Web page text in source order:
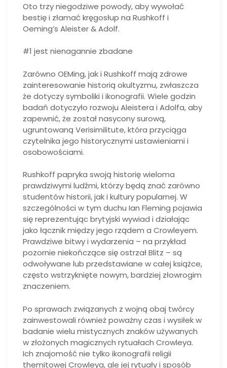
Oto trzy niegodziwe powody, aby wywołać
bestię i złamać kręgosłup na Rushkoff i
Oeming’s Aleister & Adolf.
#1 jest nienagannie zbadane
Zarówno OEMing, jak i Rushkoff mają zdrowe
zainteresowanie historią okultyzmu, zwłaszcza
że dotyczy symboliki i ikonografii. Wiele godzin
badań dotyczyło rozwoju Aleistera i Adolfa, aby
zapewnić, że został nasycony surową,
ugruntowaną Verisimilitute, która przyciąga
czytelnika jego historycznymi ustawieniami i
osobowościami.
Rushkoff papryka swoją historię wieloma
prawdziwymi ludźmi, którzy będą znać zarówno
studentów historii, jak i kultury popularnej. W
szczególności w tym duchu Ian Fleming pojawia
się reprezentując brytyjski wywiad i działając
jako łącznik między jego rządem a Crowleyem.
Prawdziwe bitwy i wydarzenia – na przykład
pozornie niekończące się ostrzał Blitz – są
odwoływane lub przedstawiane w całej książce,
często wstrzyknięte nowym, bardziej złowrogim
znaczeniem.
Po sprawach związanych z wojną obaj twórcy
zainwestowali również poważny czas i wysiłek w
badanie wielu mistycznych znaków używanych
w złożonych magicznych rytuałach Crowleya.
Ich znajomość nie tylko ikonografii religii
themitowej Crowleya, ale jej rytuały i sposób